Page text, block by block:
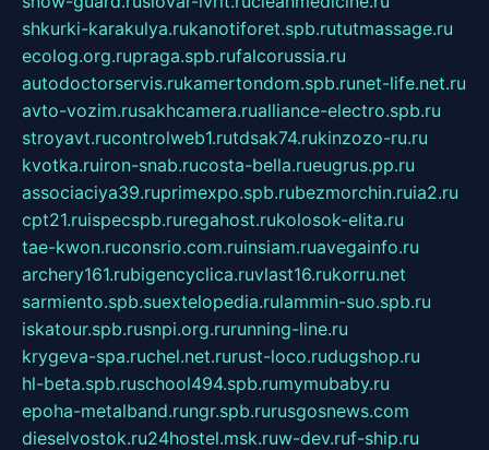
shkurki-karakulya.rukanotiforet.spb.rututmassage.ru
ecolog.org.rupraga.spb.rufalcorussia.ru
autodoctorservis.rukamertondom.spb.runet-life.net.ru
avto-vozim.rusakhcamera.rualliance-electro.spb.ru
stroyavt.rucontrolweb1.rutdsak74.rukinzozo-ru.ru
kvotka.ruiron-snab.rucosta-bella.rueugrus.pp.ru
associaciya39.ruprimexpo.spb.rubezmorchin.ruia2.ru
cpt21.ruispecspb.ruregahost.rukolosok-elita.ru
tae-kwon.ruconsrio.com.ruinsiam.ruavegainfo.ru
archery161.rubigencyclica.ruvlast16.rukorru.net
sarmiento.spb.suextelopedia.rulammin-suo.spb.ru
iskatour.spb.rusnpi.org.rurunning-line.ru
krygeva-spa.ruchel.net.rurust-loco.rudugshop.ru
hl-beta.spb.ruschool494.spb.rumymubaby.ru
epoha-metalband.rungr.spb.rurusgosnews.com
dieselvostok.ru24hostel.msk.ruw-dev.ruf-ship.ru